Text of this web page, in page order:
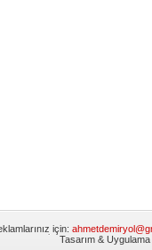
için:
Tasarım & Uygulama